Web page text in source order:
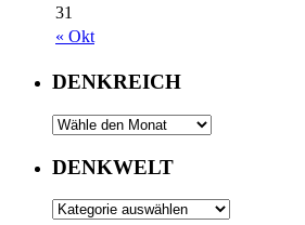
« Okt
31
DENKREICH
DENKWELT